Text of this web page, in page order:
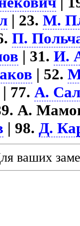
| 23.М.
П.
| 31.И.
| 52.
| 77.А.
А.
| 98.Д.
ваших